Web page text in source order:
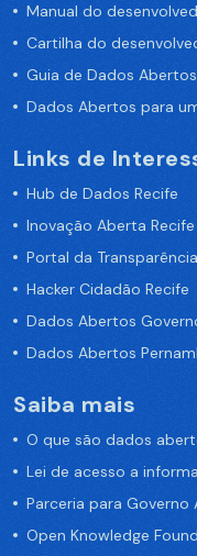
Manual do
Cartilha do
Guia de Dados Abertos
Dados Abertos para
Links de
Hub de Dados Recife
Inovação Aberta Recife
Portal da
Hacker Cidadão Recife
Dados Abertos
Dados Abertos
Saiba mais
O que são dados
Lei de acesso a
Parceria para Governo
Open Knowledge